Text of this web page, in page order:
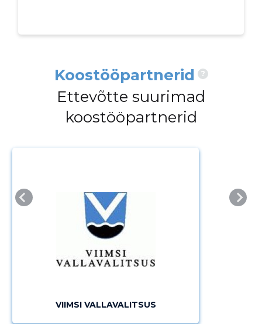
Koostööpartnerid ?
Ettevõtte suurimad
koostööpartnerid
VIIMSI VALLAVALITSUS